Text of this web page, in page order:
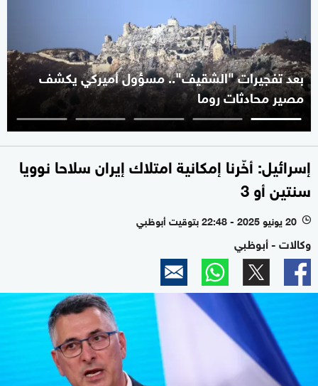
بعد تفجيرات "الشقيف".. مسؤول أميركي يكشف
مصير محادثات روما
إسرائيل: أخّرنا إمكانية امتلاك إيران سلاحا نوويا
سنتين أو 3
l 20 يونيو 2025 - 22:48 بتوقيت أبوظبي
وكالات - أبوظبي